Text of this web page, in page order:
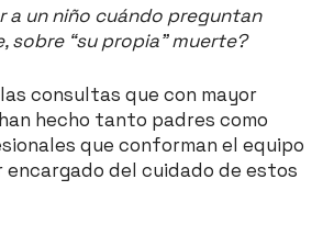
a un niño cuándo preguntan
sobre “su propia” muerte?
consultas que con mayor
hecho tanto padres como
que conforman el equipo
del cuidado de estos